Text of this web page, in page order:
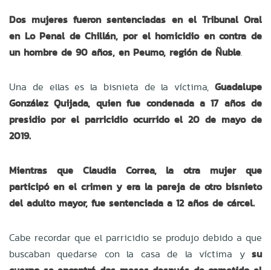
Dos mujeres fueron sentenciadas en el Tribunal Oral
en Lo Penal de Chillán, por el homicidio en contra de
un hombre de 90 años, en Peumo, región de Ñuble.
Una de ellas es la bisnieta de la víctima, Guadalupe
González Quijada, quien fue condenada a 17 años de
presidio por el parricidio ocurrido el 20 de mayo de
2019.
Mientras que Claudia Correa, la otra mujer que
participó en el crimen y era la pareja de otro bisnieto
del adulto mayor, fue sentenciada a 12 años de cárcel.
Cabe recordar que el parricidio se produjo debido a que
buscaban quedarse con la casa de la víctima ysu